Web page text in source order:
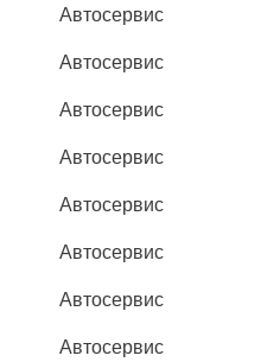
Автосервис
Автосервис
Автосервис
Автосервис
Автосервис
Автосервис
Автосервис
Автосервис